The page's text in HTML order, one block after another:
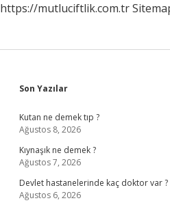
https://mutluciftlik.com.tr
Sidebar
Son Yazılar
Kutan ne demek tıp ?
Ağustos 8, 2026
Kıynaşık ne demek ?
Ağustos 7, 2026
Devlet hastanelerinde kaç doktor var ?
Ağustos 6, 2026